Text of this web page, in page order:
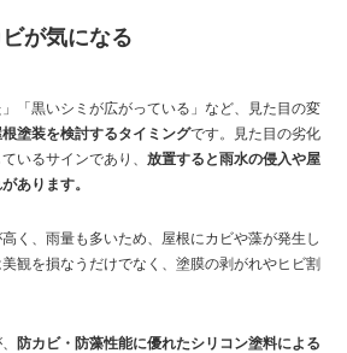
が気になる
」「黒いシミが広がっている」など、見た目の変
根塗装を検討するタイミングです。見た目の劣化
いるサインであり、 放置すると雨水の侵入や屋
あります。
く、雨量も多いため、屋根にカビや藻が発生し
観を損なうだけでなく、塗膜の剥がれやヒビ割
防カビ・防藻性能に優れたシリコン塗料による